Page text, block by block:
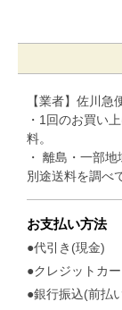
【業者】佐川急
・1回のお買い
料。
・ 離島・一部
別途送料を調べ
お支払い方法
●代引き(現金)
●クレジットカー
●銀行振込(前払